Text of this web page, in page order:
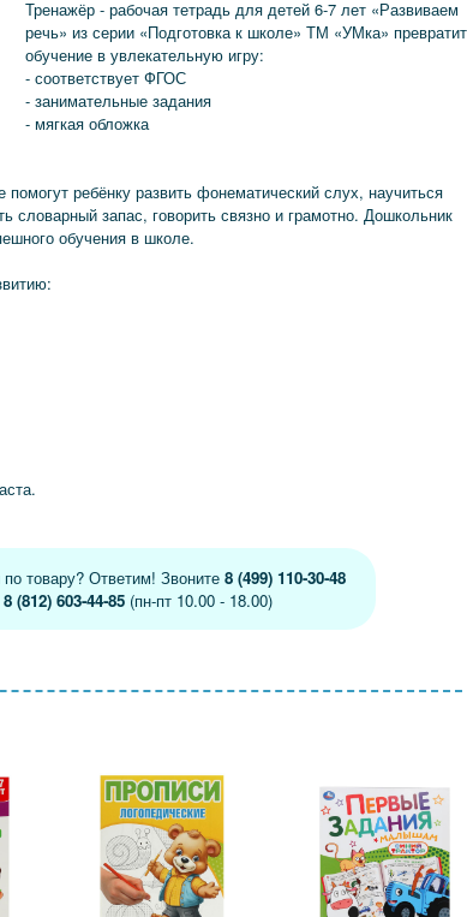
Тренажёр - рабочая тетрадь для детей 6-7 лет «Развиваем
речь» из серии «Подготовка к школе» ТМ «УМка» превратит
обучение в увлекательную игру:
- соответствует ФГОС
- занимательные задания
- мягкая обложка
помогут ребёнку развить фонематический слух, научиться
словарный запас, говорить связно и грамотно. Дошкольник
обучения в школе.
товару? Ответим! Звоните 8 (499) 110-30-48
8 (812) 603-44-85(пн-пт 10.00 - 18.00)